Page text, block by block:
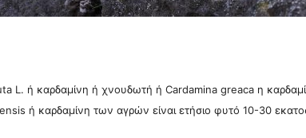
L. ή καρδαμίνη ή χνουδωτή ή Cardamina greaca η
ή καρδαμίνη των αγρών είναι ετήσιο φυτό 10-30